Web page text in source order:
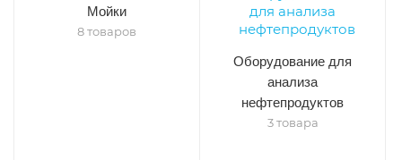
Мойки
8 товаров
Оборудование для
анализа
нефтепродуктов
3 товара